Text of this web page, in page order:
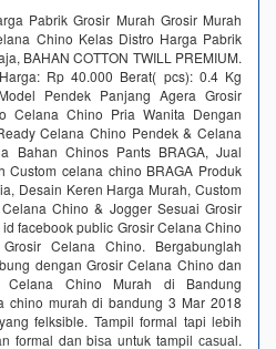
Pabrik Grosir Murah Grosir Murah
Chino Kelas Distro Harga Pabrik
BAHAN COTTON TWILL PREMIUM.
‎Rp 40.000 Berat( pcs)‎: ‎0.4 Kg
Pendek Panjang Agera Grosir
Celana Chino Pria Wanita Dengan
Celana Chino Pendek & Celana
Bahan Chinos Pants BRAGA, Jual
Custom celana chino BRAGA Produk
Desain Keren Harga Murah, Custom
Chino & Jogger Sesuai Grosir
facebook public Grosir Celana Chino
Celana Chino. Bergabunglah
dengan Grosir Celana Chino dan
Chino Murah di Bandung
chino murah di bandung 3 Mar 2018
felksible. Tampil fоrmаl tарi lеbih
fоrmаl dаn biѕа untuk tampil саѕuаl.